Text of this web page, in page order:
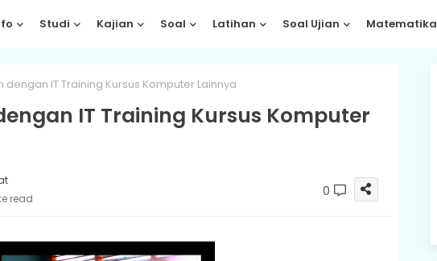
Studi Kajian Soal Latihan Soal Ujian Matematika
IT Training Kursus Komputer Lainnya
IT Training Kursus Komputer
read 0